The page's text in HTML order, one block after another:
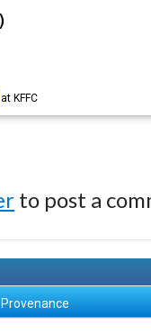
at KFFC
to post a
Provenance